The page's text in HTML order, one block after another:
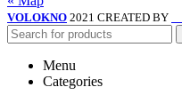
VOLOKNO 2021 CREATED BY
Menu
Categories